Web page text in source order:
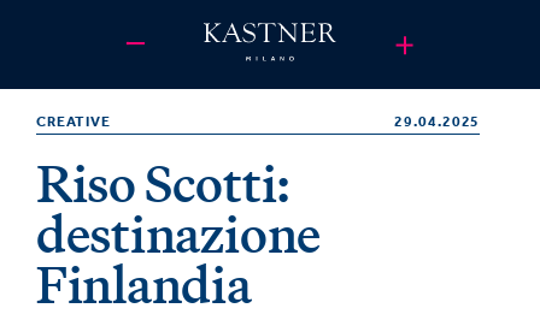
CREATIVE 29.04.2025
Riso Scotti:
destinazione
Finlandia